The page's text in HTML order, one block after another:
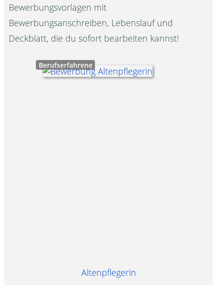
Bewerbungsvorlagen mit
Bewerbungsanschreiben, Lebenslauf und
Deckblatt, die du sofort bearbeiten kannst!
Berufserfahrene
Altenpflegerin